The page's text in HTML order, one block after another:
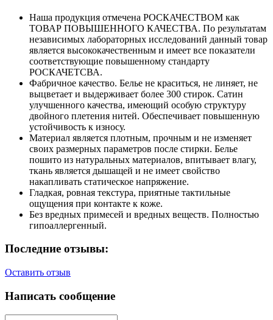
Наша продукция отмечена РОСКАЧЕСТВОМ как
ТОВАР ПОВЫШЕННОГО КАЧЕСТВА. По результатам
независимых лабораторных исследований данный товар
является высококачественным и имеет все показатели
соответствующие повышенному стандарту
РОСКАЧЕТСВА.
Фабричное качество. Белье не краситься, не линяет, не
выцветает и выдерживает более 300 стирок. Сатин
улучшенного качества, имеющий особую структуру
двойного плетения нитей. Обеспечивает повышенную
устойчивость к износу.
Материал является плотным, прочным и не изменяет
своих размерных параметров после стирки. Белье
пошито из натуральных материалов, впитывает влагу,
ткань является дышащей и не имеет свойство
накапливать статическое напряжение.
Гладкая, ровная текстура, приятные тактильные
ощущения при контакте к коже.
Без вредных примесей и вредных веществ. Полностью
гипоаллергенный.
Последние отзывы:
Оставить отзыв
Написать сообщение